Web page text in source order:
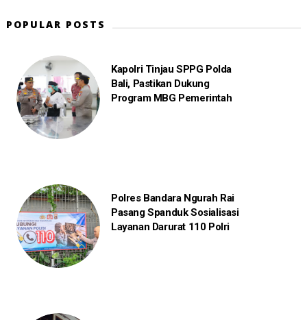
POPULAR POSTS
Kapolri Tinjau SPPG Polda
Bali, Pastikan Dukung
Program MBG Pemerintah
Polres Bandara Ngurah Rai
Pasang Spanduk Sosialisasi
Layanan Darurat 110 Polri